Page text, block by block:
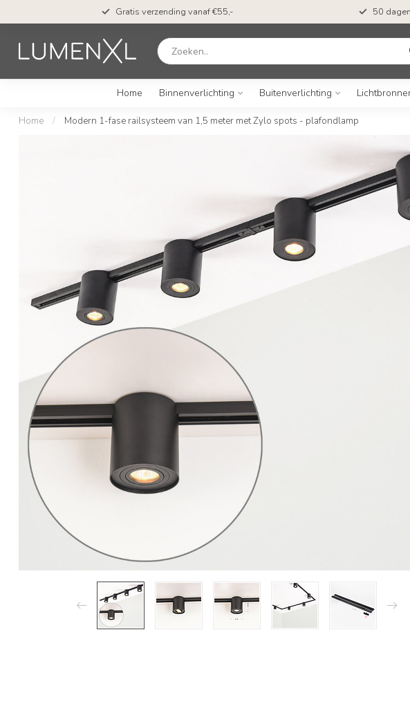
Gratis verzending vanaf €55,- 50
Home Binnenverlichting Buitenverlichting
Home / Modern 1-fase railsysteem van 1,5 meter met Zylo spots - plafondlamp